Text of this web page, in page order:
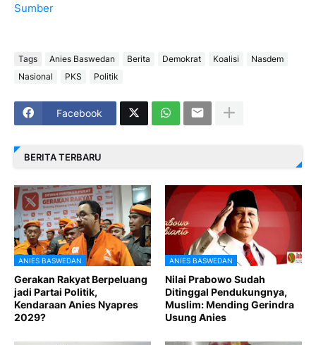
Sumber
Tags Anies Baswedan Berita Demokrat Koalisi
Nasdem
Nasional
PKS Politik
Facebook
BERITA TERBARU
ANIES BASWEDAN
Gerakan Rakyat Berpeluang
jadi Partai Politik,
Kendaraan Anies Nyapres
2029?
ANIES BASWEDAN
Nilai Prabowo Sudah
Ditinggal Pendukungnya,
Muslim: Mending Gerindra
Usung Anies